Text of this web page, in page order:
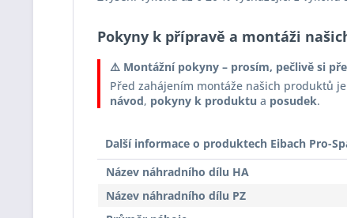
Pokyny k přípravě a montáži
⚠️ Montážní pokyny – prosím, pečlivě si
Před zahájením montáže našich produktů je
návod, pokyny k produktu a posudek.
Další informace o produktech Eibach Pro-
Název náhradního dílu HA
Název náhradního dílu PZ